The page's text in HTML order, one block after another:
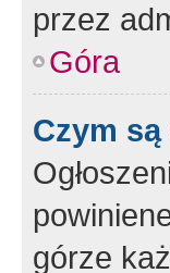
przez
Góra
Czym są
górze